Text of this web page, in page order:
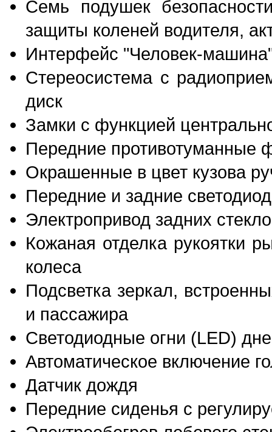
Семь подушек
защиты коленей водителя,
Интерфейс "Человек-
Стереосистема с
диск
Замки с функцией
Передние противотуманные
Окрашенные в цвет кузова
Передние и задние
Электропривод задних
Кожаная отделка рукоятки
колеса
Подсветка зеркал,
и пассажира
Светодиодные огни (LED)
Автоматическое включение
Датчик дождя
Передние сиденья с